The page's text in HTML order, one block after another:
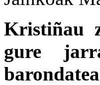
Kristiñau
gure